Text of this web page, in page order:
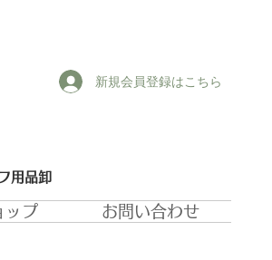
新規会員登録はこちら
用品卸
ップ お問い合わせ